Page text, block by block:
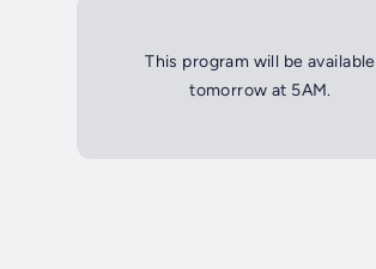
This program will be available
tomorrow at 5AM.